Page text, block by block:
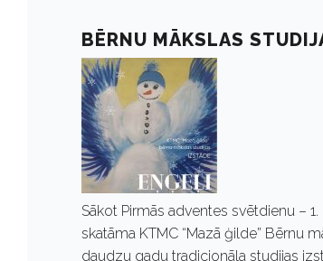
BĒRNU MĀKSLAS
Sākot Pirmās adventes svētdienu –
skatāma KTMC “Mazā ģilde” Bērnu
daudzu gadu tradicionāla studijas